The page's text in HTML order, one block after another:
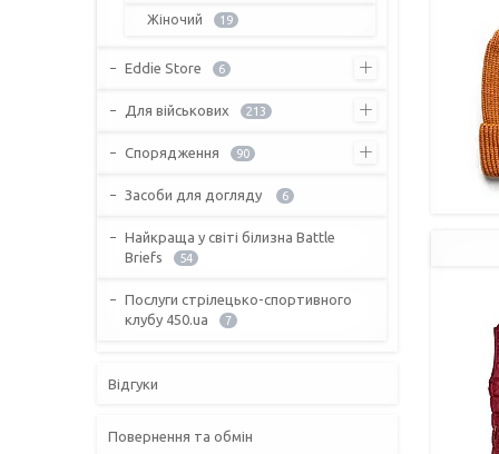
Жіночий 19
Eddie Store 6
Для військових 213
Спорядження 90
Засоби для догляду 6
Найкраща у світі білизна Battle
Briefs
54
Послуги стрілецько-спортивного
клубу 450.ua
7
Відгуки
Повернення та обмін